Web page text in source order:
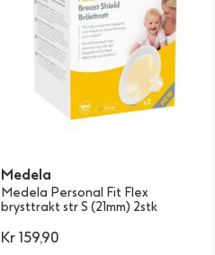
Medela
Medela Personal Fit Flex
brysttrakt str S (21mm) 2stk
Kr 159,90